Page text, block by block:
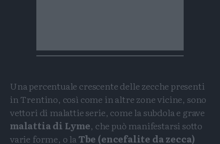
Una percentuale crescente delle zecche presenti
in Trentino, così come in altre zone vicine, sono
vettori di malattie serie, come la subdola e grave
malattia di Lyme, che può manifestarsi sotto
varie forme, o laTbe (encefalite da zecca)